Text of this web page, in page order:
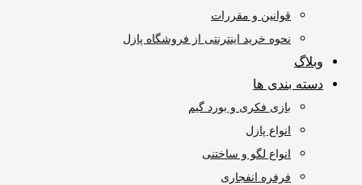
قوانین و مقررات
نحوه خرید اینترنتی از فروشگاه پازل
وبلاگ
دسته بندی ها
بازی فکری و بورد گیم
انواع پازل
انواع لگو و ساختنی
فرفره انفجاری